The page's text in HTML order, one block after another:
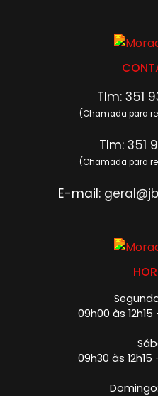
Tlm: 351
(Chamada para
Tlm: 351
(Chamada para
E-mail:
09h00 às
09h30 às 12h15